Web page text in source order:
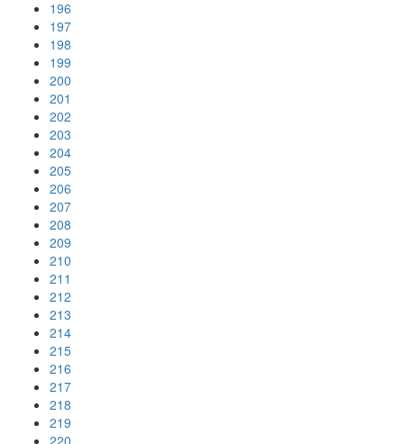
196
197
198
199
200
201
202
203
204
205
206
207
208
209
210
211
212
213
214
215
216
217
218
219